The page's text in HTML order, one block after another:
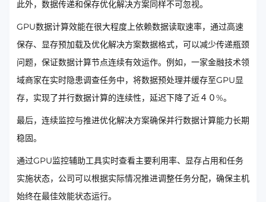
此外，数据传递和保存优化解决方案同样不可忽视。
GPU数据计算效能在很大程度上依赖数据读取速率，通过高速
保存、显存预加载及优化解决方案数据格式，可以减少传递瓶颈
问题，保证数据计算节点连续有效运作。例如，一家金融技术领
域商家在实时隐患调查任务中，将数据预处理并缓存至GPU显
存，实现了并行数据计算的连续性，延迟下降了近４０%。
最后，连续监控与推进优化解决方案确保并行数据计算能力长期
稳固。
通过GPU监控辅助工具实时查看主要利用率、显存占用和任务
实施状态，公司可以根据实际情况推进调整任务分配，确保主机
始终在最佳效能状态运行。